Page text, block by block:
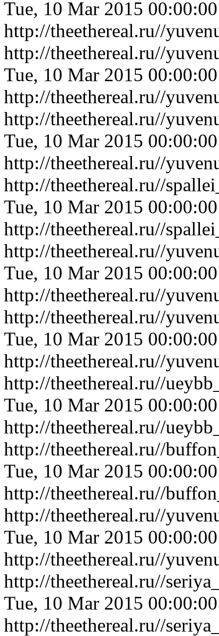
Tue, 10 Mar 2015
http://theethereal.ru//
http://theethereal.ru//
Tue, 10 Mar 2015
http://theethereal.ru//
http://theethereal.ru//
Tue, 10 Mar 2015
http://theethereal.ru//
http://theethereal.ru//
Tue, 10 Mar 2015
http://theethereal.ru//
http://theethereal.ru//
Tue, 10 Mar 2015
http://theethereal.ru//
http://theethereal.ru//
Tue, 10 Mar 2015
http://theethereal.ru//
http://theethereal.ru//
Tue, 10 Mar 2015
http://theethereal.ru//
http://theethereal.ru//
Tue, 10 Mar 2015
http://theethereal.ru//
http://theethereal.ru//
Tue, 10 Mar 2015
http://theethereal.ru//
http://theethereal.ru//
Tue, 10 Mar 2015
http://theethereal.ru//